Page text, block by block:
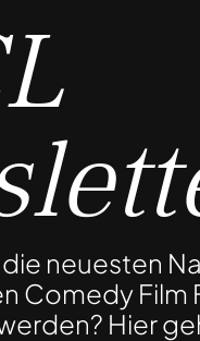
neuesten
Comedy Film
Hier